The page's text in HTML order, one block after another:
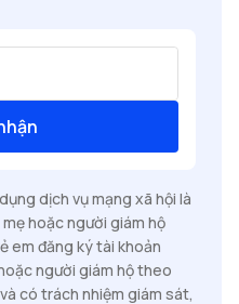
dịch vụ mạng xã hội là
hoặc người giám hộ
em đăng ký tài khoản
người giám hộ theo
có trách nhiệm giám sát,